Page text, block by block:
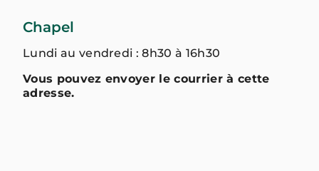
Chapel
Lundi au vendredi : 8h30 à 16h30
Vous pouvez envoyer le courrier à cette
adresse.